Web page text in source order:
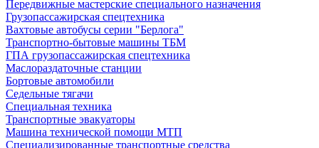
Передвижные мастерские специального назначения
Грузопассажирская спецтехника
Вахтовые автобусы серии "Берлога"
Транспортно-бытовые машины ТБМ
ГПА грузопассажирская спецтехника
Маслораздаточные станции
Бортовые автомобили
Седельные тягачи
Специальная техника
Транспортные эвакуаторы
Машина технической помощи МТП
Специализированные транспортные средства